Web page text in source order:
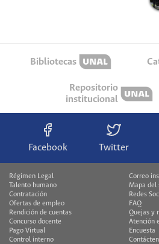
Bibliotecas
Repositorio
institucional
Facebook Twitter
Régimen Legal
Talento humano
Contratación
Ofertas de empleo
Rendición de cuentas
Concurso docente
Pago Virtual
Control interno
Correo
Mapa del
Redes
FAQ
Quejas y
Atención
Encuesta